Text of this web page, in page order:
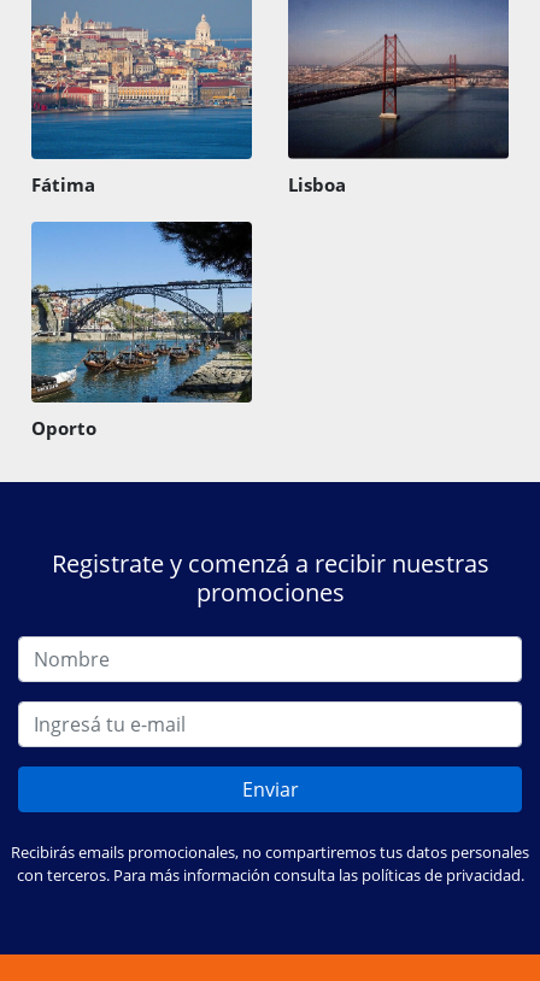
Fátima Lisboa
Oporto
Registrate y comenzá a recibir nuestras
promociones
Enviar
Recibirás emails promocionales, no compartiremos tus datos personales
con terceros. Para más información consulta las políticas de privacidad.